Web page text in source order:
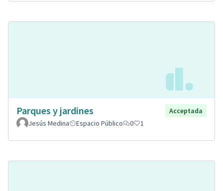
Parques y jardines
Acceptada
Jesús Medina
Espacio Público 0 1